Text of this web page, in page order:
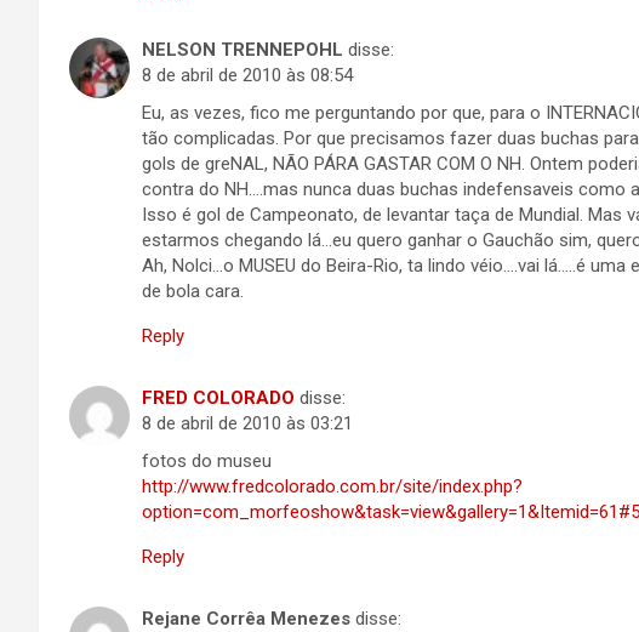
NELSON TRENNEPOHL disse:
8 de abril de 2010 às 08:54
Eu, as vezes, fico me perguntando por que, para o
tão complicadas. Por que precisamos fazer duas buchas
gols de greNAL, NÃO PÁRA GASTAR COM O NH. Ontem
contra do NH….mas nunca duas buchas indefensaveis como
Isso é gol de Campeonato, de levantar taça de Mundial. Mas
estarmos chegando lá…eu quero ganhar o Gauchão sim,
Ah, Nolci…o MUSEU do Beira-Rio, ta lindo véio….vai lá…..é
de bola cara.
Reply
FRED COLORADO disse:
8 de abril de 2010 às 03:21
fotos do museu
http://www.fredcolorado.com.br/site/index.php?
Reply
Rejane Corrêa Menezes disse: